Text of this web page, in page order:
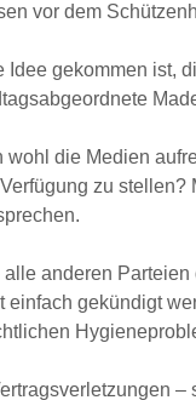
vor dem
Idee gekommen ist,
die Medien
zu stellen?
anderen Parteien
gekündigt
–